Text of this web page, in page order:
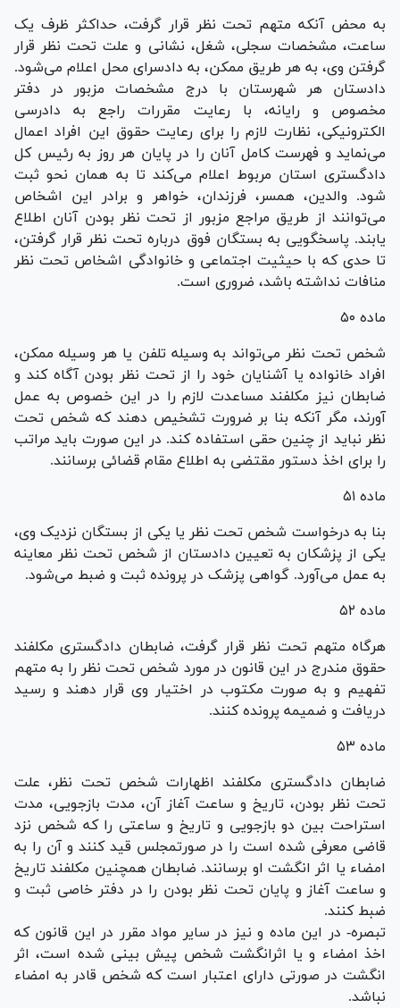
به محض آنکه متهم تحت نظر قرار گرفت، حداکثر ظرف یک
ساعت، مشخصات سجلی، شغل، نشانی و علت تحت نظر قرار
گرفتن وی، به هر طریق ممکن، به دادسرای محل اعلام می‌شود.
دادستان هر شهرستان با درج مشخصات مزبور در دفتر
مخصوص و رایانه، با رعایت مقررات راجع به دادرسی
الکترونیکی، نظارت لازم را برای رعایت حقوق این افراد اعمال
می‌نماید و فهرست کامل آنان را در پایان هر روز به رئیس کل
دادگستری استان مربوط اعلام می‌کند تا به همان نحو ثبت
شود. والدین، همسر، فرزندان، خواهر و برادر این اشخاص
می‌توانند از طریق مراجع مزبور از تحت نظر بودن آنان اطلاع
یابند. پاسخگویی به بستگان فوق درباره تحت نظر قرار گرفتن،
تا حدی که با حیثیت اجتماعی و خانوادگی اشخاص تحت نظر
منافات نداشته باشد، ضروری است.
ماده ۵۰
شخص تحت نظر می‌تواند به وسیله تلفن یا هر وسیله ممکن،
افراد خانواده یا آشنایان خود را از تحت نظر بودن آگاه کند و
ضابطان نیز مکلفند مساعدت لازم را در این خصوص به عمل
آورند، مگر آنکه بنا بر ضرورت تشخیص دهند که شخص تحت
نظر نباید از چنین حقی استفاده کند. در این صورت باید مراتب
را برای اخذ دستور مقتضی به اطلاع مقام قضائی برسانند.
ماده ۵۱
بنا به درخواست شخص تحت نظر یا یکی از بستگان نزدیک وی،
یکی از پزشکان به تعیین دادستان از شخص تحت نظر معاینه
به عمل می‌آورد. گواهی پزشک در پرونده ثبت و ضبط می‌شود.
ماده ۵۲
هرگاه متهم تحت نظر قرار گرفت، ضابطان دادگستری مکلفند
حقوق مندرج در این قانون در مورد شخص تحت نظر را به متهم
تفهیم و به صورت مکتوب در اختیار وی قرار دهند و رسید
دریافت و ضمیمه پرونده کنند.
ماده ۵۳
ضابطان دادگستری مکلفند اظهارات شخص تحت نظر، علت
تحت نظر بودن، تاریخ و ساعت آغاز آن، مدت بازجویی، مدت
استراحت بین دو بازجویی و تاریخ و ساعتی را که شخص نزد
قاضی معرفی شده است را در صورتمجلس قید کنند و آن را به
امضاء یا اثر انگشت او برسانند. ضابطان همچنین مکلفند تاریخ
و ساعت آغاز و پایان تحت نظر بودن را در دفتر خاصی ثبت و
ضبط کنند.
تبصره- در این ماده و نیز در سایر مواد مقرر در این قانون که
اخذ امضاء و یا اثرانگشت شخص پیش بینی شده است، اثر
انگشت در صورتی دارای اعتبار است که شخص قادر به امضاء
نباشد.